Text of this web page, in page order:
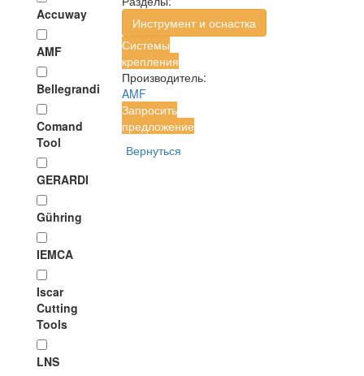
Accuway
AMF
Bellegrandi
Comand
Tool
GERARDI
Gühring
IEMCA
Iscar
Cutting
Tools
LNS
Инструмент и оснастка
Системы
крепления
Производитель:
AMF
Запросить
предложение
Вернуться